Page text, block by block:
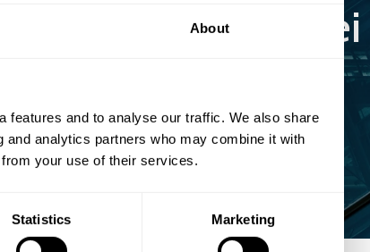
About
features and to analyse our traffic. We also share
analytics partners who may combine it with
your use of their services.
Statistics Marketing
Trends bei
Sachsen
Stuetz